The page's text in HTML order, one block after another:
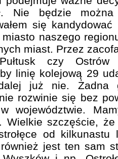
Nie będzie
się
miasto naszego
miast. Przez
czy
linię kolejową 29
już nie. Żadna
rozwinie się bez
województwie.
Wielkie szczęście,
od
jest ten sam